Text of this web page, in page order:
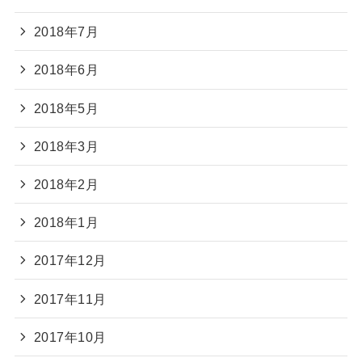
2018年7月
2018年6月
2018年5月
2018年3月
2018年2月
2018年1月
2017年12月
2017年11月
2017年10月